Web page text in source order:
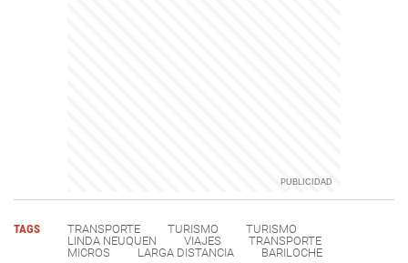
TAGS TRANSPORTE TURISMO
TURISMO
LINDA NEUQUEN
VIAJES
TRANSPORTE
MICROS
LARGA DISTANCIA BARILOCHE